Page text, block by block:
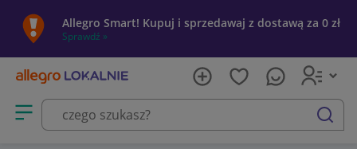
Allegro Smart! Kupuj i sprzedawaj z dostawą za 0 zł
Sprawdź »
Otwórz menu z kategoriami
szukaj